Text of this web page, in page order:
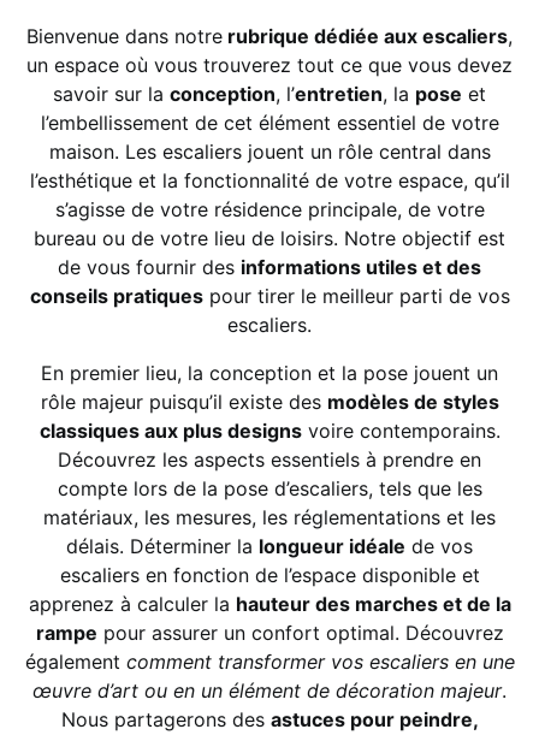
Bienvenue dans notre rubrique dédiée aux escaliers,
un espace où vous trouverez tout ce que vous devez
savoir sur la conception, l’entretien, la pose et
l’embellissement de cet élément essentiel de votre
maison. Les escaliers jouent un rôle central dans
l’esthétique et la fonctionnalité de votre espace, qu’il
s’agisse de votre résidence principale, de votre
bureau ou de votre lieu de loisirs. Notre objectif est
de vous fournir des informations utiles et des
conseils pratiquespour tirer le meilleur parti de vos
escaliers.
En premier lieu, la conception et la pose jouent un
rôle majeur puisqu’il existe des modèles de styles
classiques aux plus designsvoire contemporains.
Découvrez les aspects essentiels à prendre en
compte lors de la pose d’escaliers, tels que les
matériaux, les mesures, les réglementations et les
délais. Déterminer la longueur idéale de vos
escaliers en fonction de l’espace disponible et
apprenez à calculer la hauteur des marches et de la
rampe pour assurer un confort optimal. Découvrez
également comment transformer vos escaliers en une
œuvre d’art ou en un élément de décoration majeur.
Nous partagerons des astuces pour peindre,